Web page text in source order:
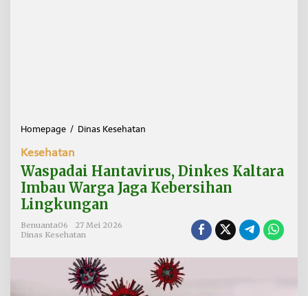
Homepage / Dinas Kesehatan
p
a
d
Kesehatan
Waspadai Hantavirus, Dinkes Kaltara
Imbau Warga Jaga Kebersihan
Lingkungan
Benuanta06
27 Mei 2026
Dinas Kesehatan